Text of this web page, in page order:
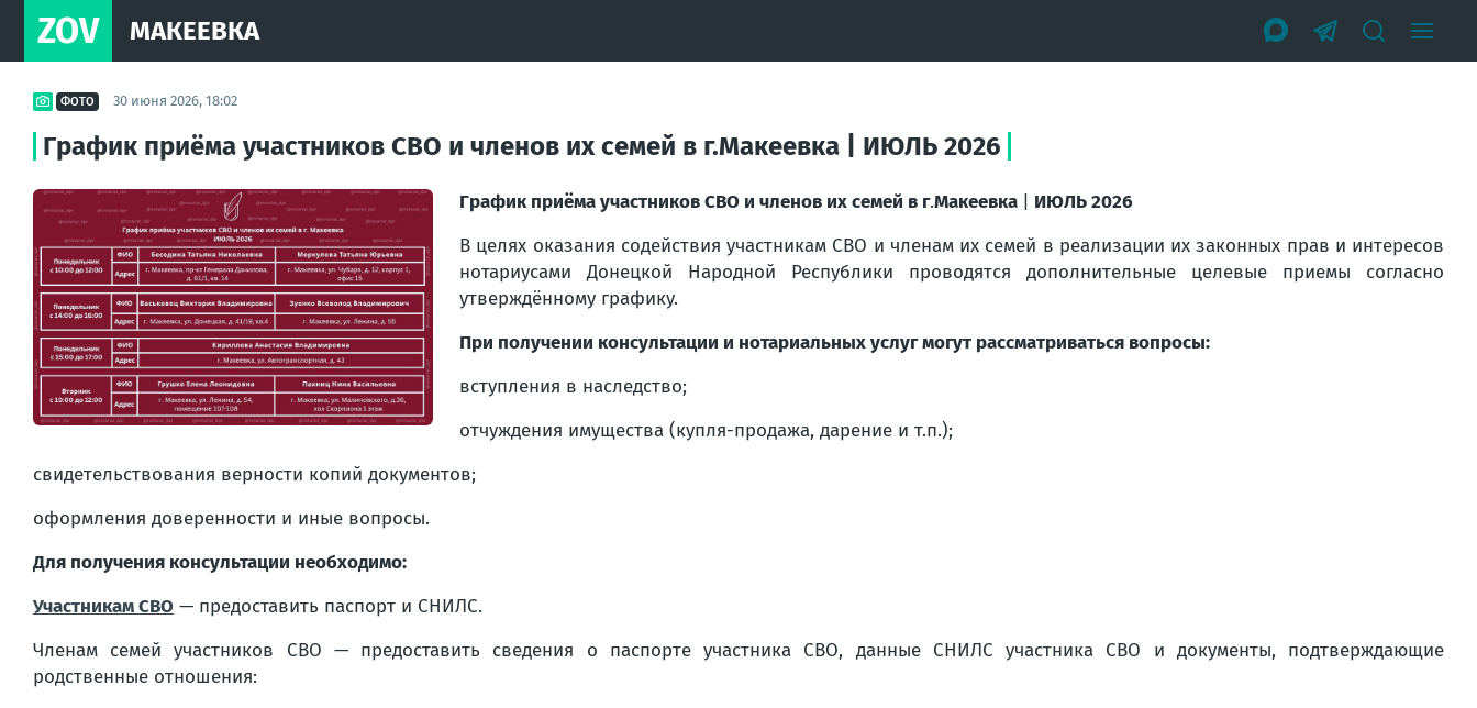
ZOV МАКЕЕВКА
ФОТО 30 июня 2026, 18:02
График приёма участников СВО и членов их семей в г.Макеевка | ИЮЛЬ 2026
График приёма участников СВО и членов их семей в г.Макеевка
ИЮЛЬ 2026
В целях оказания содействия участникам СВО и членам их семей в реализации их законных прав и интересов
нотариусами Донецкой Народной Республики проводятся дополнительные целевые приемы согласно
утверждённому графику.
При получении консультации и нотариальных услуг могут рассматриваться вопросы:
вступления в наследство;
отчуждения имущества (купля-продажа, дарение и т.п.);
свидетельствования верности копий документов;
оформления доверенности и иные вопросы.
Для получения консультации необходимо:
Участникам СВО — предоставить паспорт и СНИЛС.
Членам семей участников СВО — предоставить сведения о паспорте участника СВО, данные СНИЛС участника СВО и документы, подтверждающие
родственные отношения: